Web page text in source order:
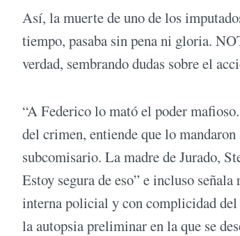
Así, la muerte de uno de los
tiempo, pasaba sin pena ni gloria.
verdad, sembrando dudas sobre el
“A Federico lo mató el poder
del crimen, entiende que lo
subcomisario. La madre de Jurado,
Estoy segura de eso” e incluso
interna policial y con complicidad
la autopsia preliminar en la que se